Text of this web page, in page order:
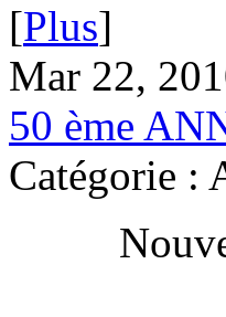
[Plus]
Mar 22,
50 ème
Catégorie :